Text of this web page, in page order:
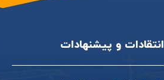
انتقادات و پیشنهادات